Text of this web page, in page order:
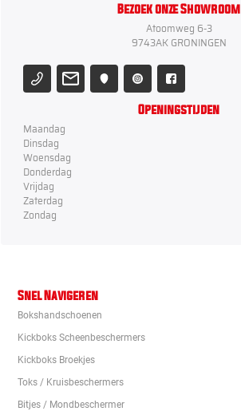
Bezoek onze Showroom
Atoomweg 6-3
9743AK GRONINGEN
Openingstijden
Maandag
Dinsdag
Woensdag
Donderdag
Vrijdag
Zaterdag
Zondag
Snel Navigeren
Bokshandschoenen
Kickboks Scheenbeschermers
Kickboks Broekjes
Toks / Kruisbeschermers
Bitjes / Mondbeschermer